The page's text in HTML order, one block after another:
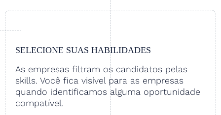
SELECIONE SUAS HABILIDADES
As empresas filtram os candidatos pelas
skills. Você fica visível para as empresas
quando identificamos alguma oportunidade
compatível.